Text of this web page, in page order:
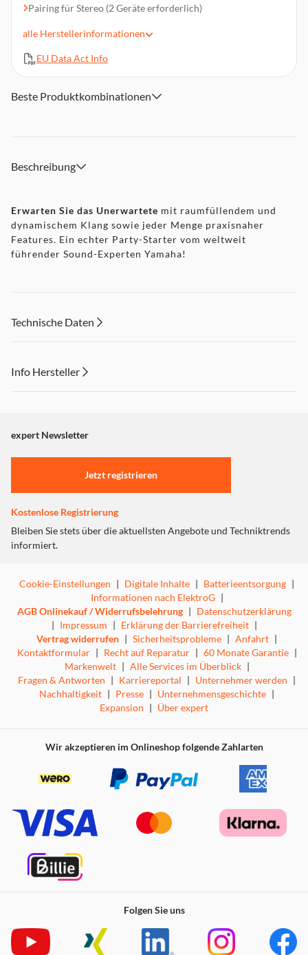
Pairing für Stereo (2 Geräte erforderlich)
Lautsprecher mit AV-Receiver oder Soundbar genutzt
werden
alle Herstellerinformationen
EU Data Act Info
Beste Produktkombinationen
Beschreibung
Erwarten Sie das Unerwartete mit raumfüllendem und
dynamischem Klang sowie jeder Menge praxisnaher
Features. Ein echter Party-Starter vom weltweit
führender Sound-Experten Yamaha!
Technische Daten
Info Hersteller
"Marketing".
Einstellungen anpassen
expert Newsletter
Jetzt registrieren
Kostenlose Registrierung
Bleiben Sie stets über die aktuellsten Angebote und Techniktrends
informiert.
Cookie-Einstellungen | Digitale Inhalte | Batterieentsorgung |
Informationen nach ElektroG |
AGB Onlinekauf / Widerrufsbelehrung | Datenschutzerklärung
| Impressum | Erklärung der Barrierefreiheit |
Vertrag widerrufen | Sicherheitsprobleme | Anfahrt |
Kontaktformular | Recht auf Reparatur | 60 Monate Garantie |
Markenwelt | Alle Services im Überblick |
Fragen & Antworten | Karriereportal | Unternehmer werden |
Nachhaltigkeit | Presse | Unternehmensgeschichte |
Expansion | Über expert
Wir akzeptieren im Onlineshop folgende Zahlarten
Folgen Sie uns